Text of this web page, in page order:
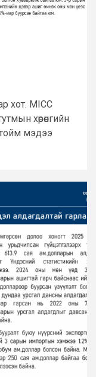
хот. MICC
хөрөнгийн
мэдээ